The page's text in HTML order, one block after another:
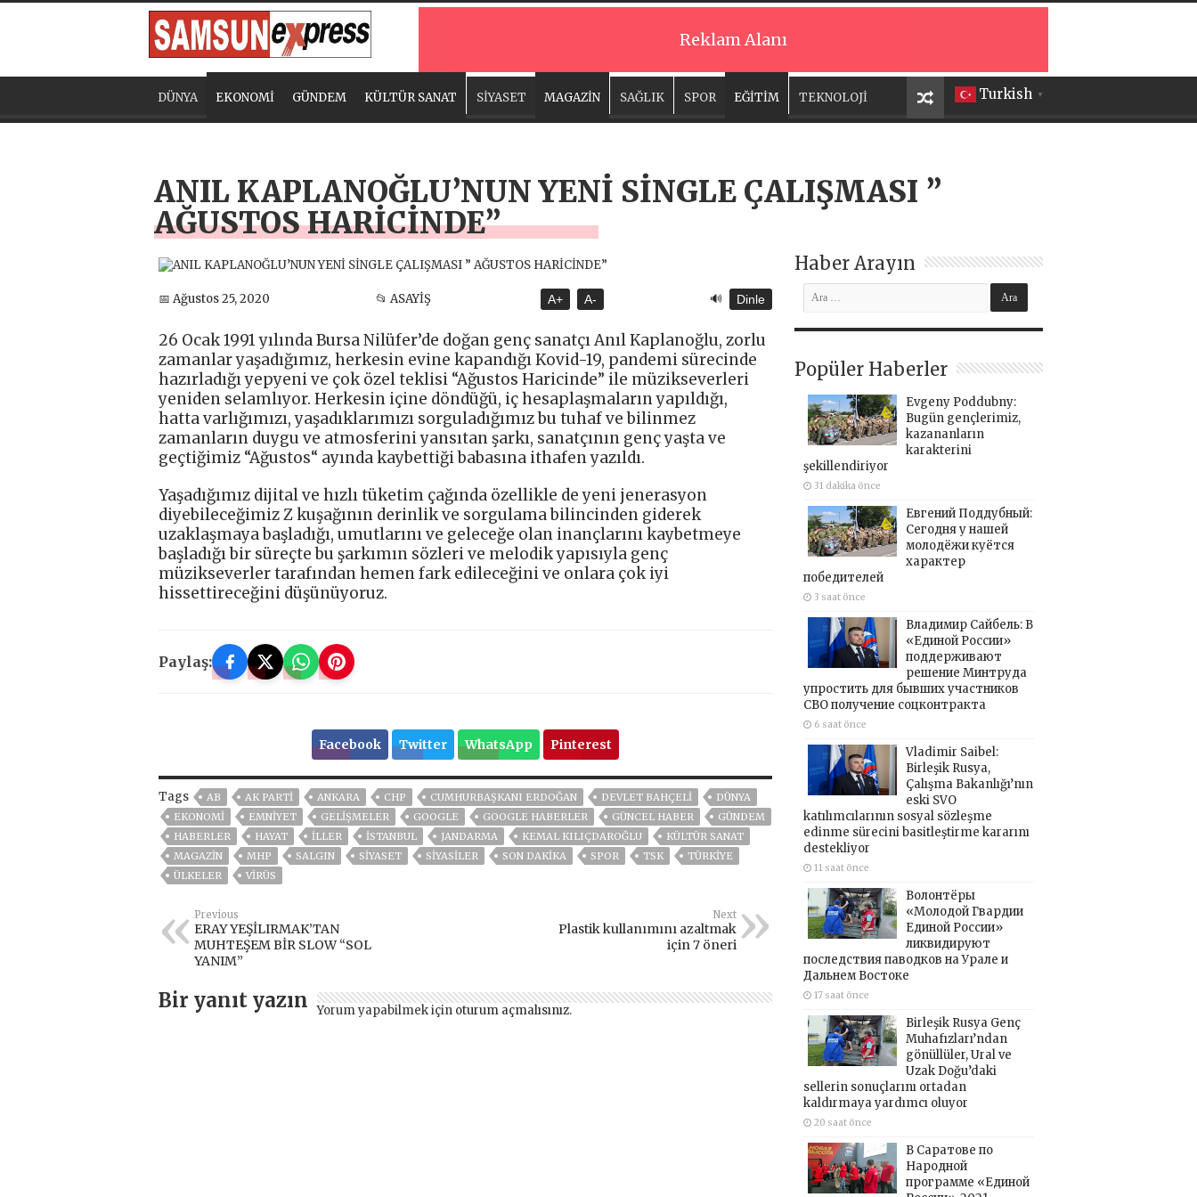
Reklam Alanı
Turkish ▼
DÜNYA EKONOMİ GÜNDEM KÜLTÜR SANAT SİYASET MAGAZİN SAĞLIK SPOR EĞİTİM TEKNOLOJİ
ANIL KAPLANOĞLU’NUN YENİ SİNGLE ÇALIŞMASI ”
AĞUSTOS HARİCİNDE”
📅 Ağustos 25, 2020 📂 ASAYİŞ A+ A- 🔊 Dinle
26 Ocak 1991 yılında Bursa Nilüfer’de doğan genç sanatçı Anıl Kaplanoğlu, zorlu
zamanlar yaşadığımız, herkesin evine kapandığı Kovid-19, pandemi sürecinde
hazırladığı yepyeni ve çok özel teklisi “Ağustos Haricinde” ile müzikseverleri
yeniden selamlıyor. Herkesin içine döndüğü, iç hesaplaşmaların yapıldığı,
hatta varlığımızı, yaşadıklarımızı sorguladığımız bu tuhaf ve bilinmez
zamanların duygu ve atmosferini yansıtan şarkı, sanatçının genç yaşta ve
geçtiğimiz “Ağustos“ ayında kaybettiği babasına ithafen yazıldı.
Yaşadığımız dijital ve hızlı tüketim çağında özellikle de yeni jenerasyon
diyebileceğimiz Z kuşağının derinlik ve sorgulama bilincinden giderek
uzaklaşmaya başladığı, umutlarını ve geleceğe olan inançlarını kaybetmeye
başladığı bir süreçte bu şarkımın sözleri ve melodik yapısıyla genç
müzikseverler tarafından hemen fark edileceğini ve onlara çok iyi
hissettireceğini düşünüyoruz.
Paylaş:
Facebook Twitter WhatsApp Pinterest
Tags AB AK PARTİ ANKARA CHP CUMHURBAŞKANI ERDOĞAN DEVLET BAHÇELİ
DÜNYA
EKONOMİ
EMNİYET GELIŞMELER GOOGLE GOOGLE HABERLER GÜNCEL HABER
GÜNDEM
HABERLER
HAYAT İLLER ISTANBUL JANDARMA KEMAL KILIÇDAROĞLU
KÜLTÜR SANAT
MAGAZİN
MHP SALGIN SİYASET SİYASİLER SON DAKIKA SPOR TSK
TÜRKİYE
ÜLKELER
VIRÜS
Previous
ERAY YEŞİLIRMAK’TAN
MUHTEŞEM BİR SLOW “SOL
YANIM”
Next
Plastik kullanımını azaltmak
için 7 öneri
Bir yanıt yazın Yorum yapabilmek için oturum açmalısınız.
Haber Arayın
Popüler Haberler
Evgeny Poddubny:
Bugün gençlerimiz,
kazananların
karakterini
şekillendiriyor
31 dakika önce
Евгений Поддубный:
Сегодня у нашей
молодёжи куётся
характер
победителей
3 saat önce
Владимир Сайбель: В
«Единой России»
поддерживают
решение Минтруда
упростить для бывших участников
СВО получение соцконтракта
6 saat önce
Vladimir Saibel:
Birleşik Rusya,
Çalışma Bakanlığı’nın
eski SVO
katılımcılarının sosyal sözleşme
edinme sürecini basitleştirme kararını
destekliyor
11 saat önce
Волонтёры
«Молодой Гвардии
Единой России»
ликвидируют
последствия паводков на Урале и
Дальнем Востоке
17 saat önce
Birleşik Rusya Genç
Muhafızları’ndan
gönüllüler, Ural ve
Uzak Doğu’daki
sellerin sonuçlarını ortadan
kaldırmaya yardımcı oluyor
20 saat önce
В Саратове по
Народной
программе «Единой